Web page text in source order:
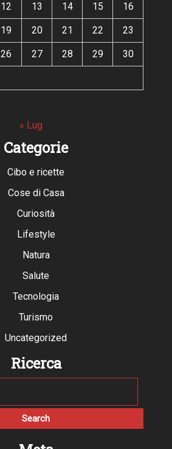
12 13 14 15 16
19 20 21 22 23
26 27 28 29 30
« Lug
Categorie
Cibo e ricette
Cose di Casa
Curiosità
Lifestyle
Natura
Salute
Tecnologia
Turismo
Uncategorized
Ricerca